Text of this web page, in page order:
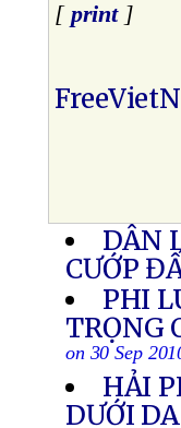
[ print]
DÂN
CƯỚP
PHI
TRỌNG
on 30 Sep
HẢI
DƯỚI